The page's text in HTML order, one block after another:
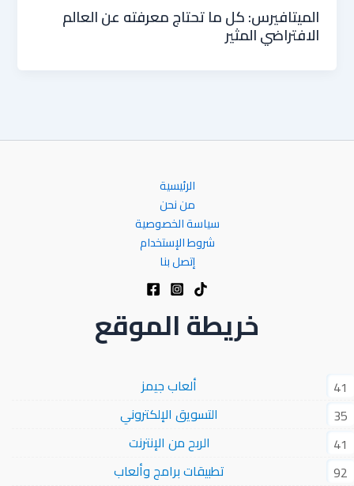
الميتافيرس: كل ما تحتاج معرفته عن العالم
الافتراضي المثير
الرئيسية
من نحن
سياسة الخصوصية
شروط الإستخدام
إتصل بنا
خريطة الموقع
ألعاب جيمز
41
التسويق الإلكتروني
35
الربح من الإنترنت
41
تطبيقات برامج وألعاب
92